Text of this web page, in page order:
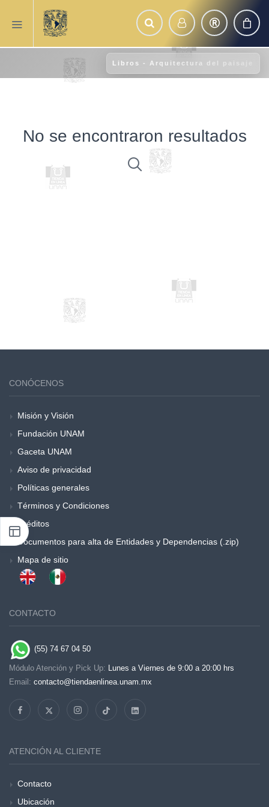
Libros - Arquitectura del paisaje
No se encontraron resultados
CONÓCENOS
Misión y Visión
Fundación UNAM
Gaceta UNAM
Aviso de privacidad
Políticas generales
Términos y Condiciones
Créditos
Documentos para alta de Entidades y Dependencias (.zip)
Mapa de sitio
CONTACTO
(55) 74 67 04 50
Módulo Atención y Pick Up: Lunes a Viernes de 9:00 a 20:00 hrs
Email: contacto@tiendaenlinea.unam.mx
ATENCIÓN AL CLIENTE
Contacto
Ubicación